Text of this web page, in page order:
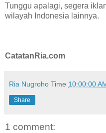
Tunggu apalagi, segera
wilayah Indonesia lainnya.
CatatanRia.com
Ria Nugroho Time 10:00:00
Share
1 comment: